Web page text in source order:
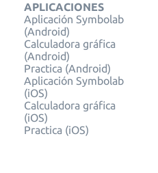
APLICACIONES
Aplicación Symbolab
(Android)
Calculadora gráfica
(Android)
Practica (Android)
Aplicación Symbolab
(iOS)
Calculadora gráfica
(iOS)
Practica (iOS)